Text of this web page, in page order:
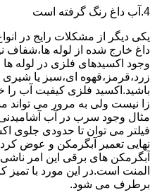
4.آب داغ رنگ گرفته است
یکی دیگر از مشکلات رایج در
داغ خارج شده از لوله
وجود اکسیدهای فلزی در لوله
زرد،قرمز،قهوه ای،سبز یا
باشید.اکسید فلزی کیفیت آب را
زا نیست ولی به مرور می تواند
مثال وجود سرب در آب
فیلتر می توان تا حدودی جلوی
نهایی تعمیر آبگرمکن و عوض
آبگرمکن های برقی این امر
المنت است.در این مورد با
برطرف می شود.